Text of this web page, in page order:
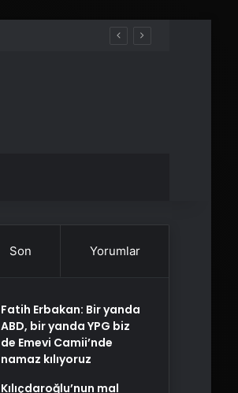
Son Yorumlar
Fatih Erbakan: Bir yanda
ABD, bir yanda YPG biz
de Emevi Camii’nde
namaz kılıyoruz
Kılıçdaroğlu’nun mal